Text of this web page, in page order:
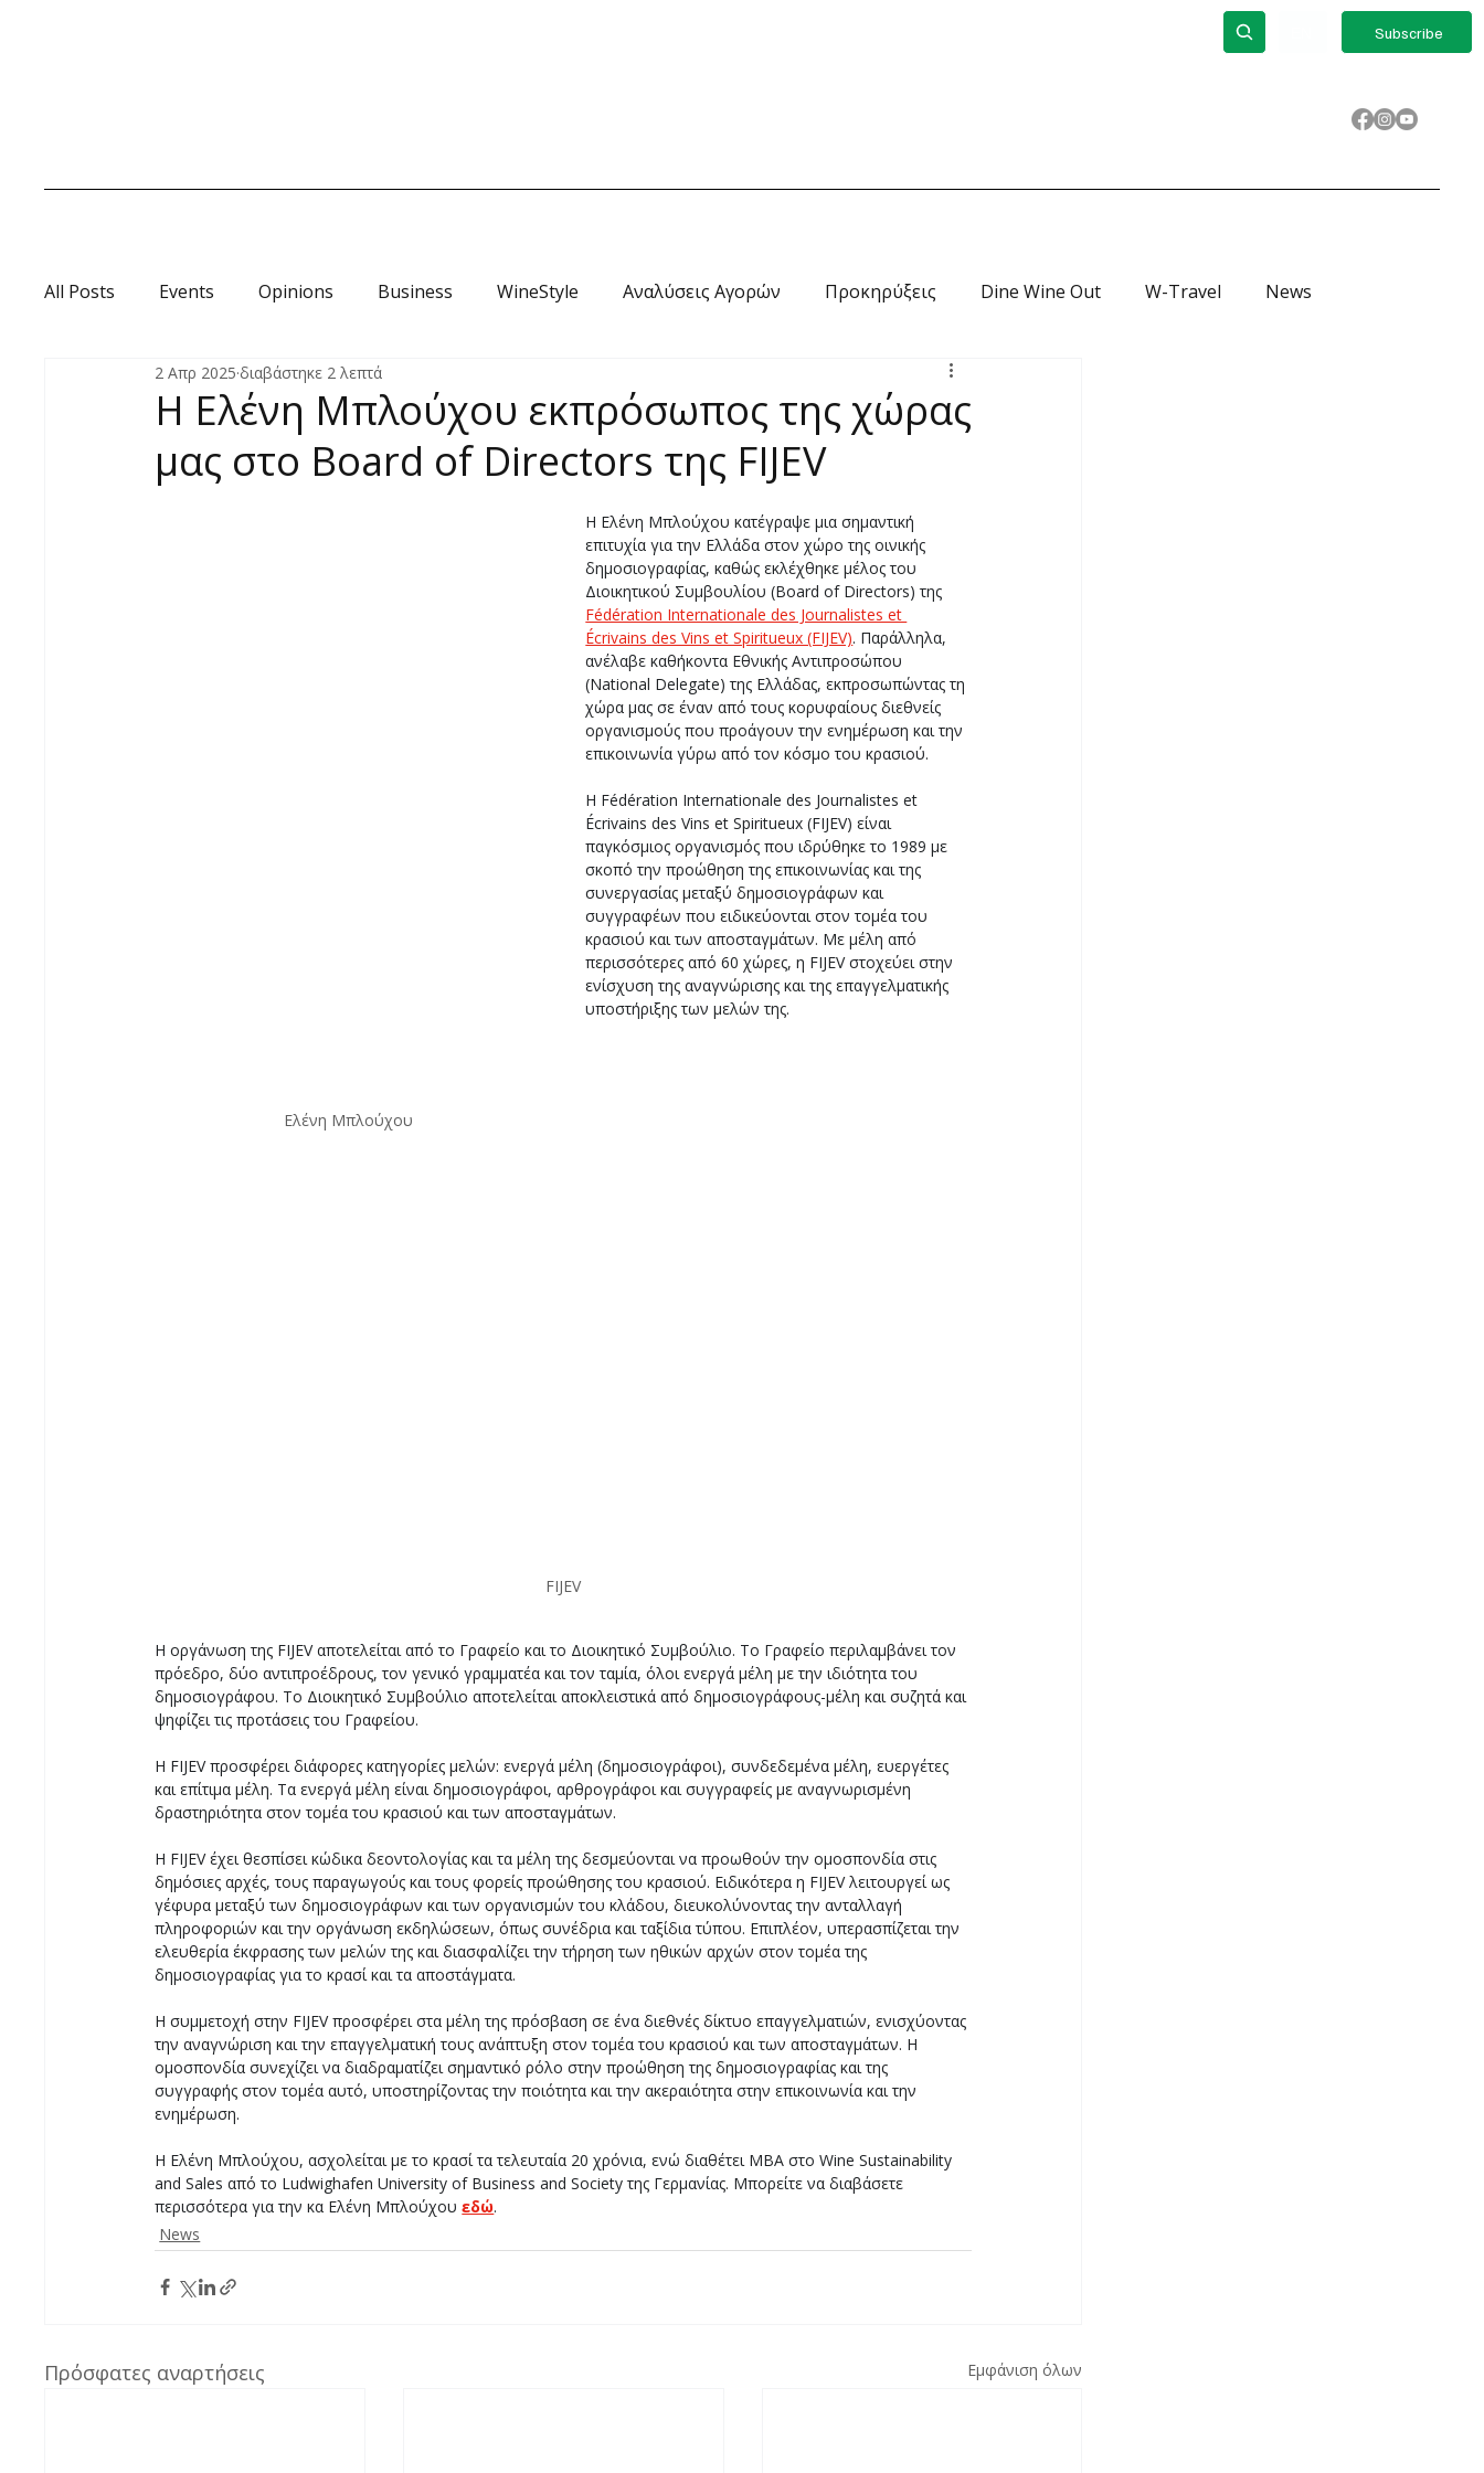
Subscribe
All Posts Events Opinions Business WineStyle Αναλύσεις Αγορών Προκηρύξεις Dine Wine Out W-Travel News
Οινοωροσκόπιο
H Ελένη Μπλούχου εκπρόσωπος της χώρας
μας στο Board of Directors της FIJEV
2 Απρ 2025 διαβάστηκε 2 λεπτά
Ελένη Μπλούχου
Η Ελένη Μπλούχου κατέγραψε μια σημαντική
επιτυχία για την Ελλάδα στον χώρο της οινικής
δημοσιογραφίας, καθώς εκλέχθηκε μέλος του
Διοικητικού Συμβουλίου (Board of Directors) της
Fédération Internationale des Journalistes et
Écrivains des Vins et Spiritueux (FIJEV). Παράλληλα,
ανέλαβε καθήκοντα Εθνικής Αντιπροσώπου
(National Delegate) της Ελλάδας, εκπροσωπώντας τη
χώρα μας σε έναν από τους κορυφαίους διεθνείς
οργανισμούς που προάγουν την ενημέρωση και την
επικοινωνία γύρω από τον κόσμο του κρασιού.
Η Fédération Internationale des Journalistes et
Écrivains des Vins et Spiritueux (FIJEV) είναι
παγκόσμιος οργανισμός που ιδρύθηκε το 1989 με
σκοπό την προώθηση της επικοινωνίας και της
συνεργασίας μεταξύ δημοσιογράφων και
συγγραφέων που ειδικεύονται στον τομέα του
κρασιού και των αποσταγμάτων. Με μέλη από
περισσότερες από 60 χώρες, η FIJEV στοχεύει στην
ενίσχυση της αναγνώρισης και της επαγγελματικής
υποστήριξης των μελών της.
FIJEV
Η οργάνωση της FIJEV αποτελείται από το Γραφείο και το Διοικητικό Συμβούλιο. Το Γραφείο περιλαμβάνει τον
πρόεδρο, δύο αντιπροέδρους, τον γενικό γραμματέα και τον ταμία, όλοι ενεργά μέλη με την ιδιότητα του
δημοσιογράφου. Το Διοικητικό Συμβούλιο αποτελείται αποκλειστικά από δημοσιογράφους-μέλη και συζητά και
ψηφίζει τις προτάσεις του Γραφείου.
Η FIJEV προσφέρει διάφορες κατηγορίες μελών: ενεργά μέλη (δημοσιογράφοι), συνδεδεμένα μέλη, ευεργέτες
και επίτιμα μέλη. Τα ενεργά μέλη είναι δημοσιογράφοι, αρθρογράφοι και συγγραφείς με αναγνωρισμένη
δραστηριότητα στον τομέα του κρασιού και των αποσταγμάτων.
Η FIJEV έχει θεσπίσει κώδικα δεοντολογίας και τα μέλη της δεσμεύονται να προωθούν την ομοσπονδία στις
δημόσιες αρχές, τους παραγωγούς και τους φορείς προώθησης του κρασιού. Ειδικότερα η FIJEV λειτουργεί ως
γέφυρα μεταξύ των δημοσιογράφων και των οργανισμών του κλάδου, διευκολύνοντας την ανταλλαγή
πληροφοριών και την οργάνωση εκδηλώσεων, όπως συνέδρια και ταξίδια τύπου. Επιπλέον, υπερασπίζεται την
ελευθερία έκφρασης των μελών της και διασφαλίζει την τήρηση των ηθικών αρχών στον τομέα της
δημοσιογραφίας για το κρασί και τα αποστάγματα.
Η συμμετοχή στην FIJEV προσφέρει στα μέλη της πρόσβαση σε ένα διεθνές δίκτυο επαγγελματιών, ενισχύοντας
την αναγνώριση και την επαγγελματική τους ανάπτυξη στον τομέα του κρασιού και των αποσταγμάτων. Η
ομοσπονδία συνεχίζει να διαδραματίζει σημαντικό ρόλο στην προώθηση της δημοσιογραφίας και της
συγγραφής στον τομέα αυτό, υποστηρίζοντας την ποιότητα και την ακεραιότητα στην επικοινωνία και την
ενημέρωση.
Η Ελένη Μπλούχου, ασχολείται με το κρασί τα τελευταία 20 χρόνια, ενώ διαθέτει ΜΒΑ στο Wine Sustainability
and Sales από το Ludwighafen University of Business and Society της Γερμανίας. Μπορείτε να διαβάσετε
περισσότερα για την κα Ελένη Μπλούχου εδώ.
News
Πρόσφατες αναρτήσεις Εμφάνιση όλων